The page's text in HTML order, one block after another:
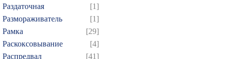
Раздаточная
[1]
Размораживатель
[1]
Рамка
[29]
Раскоксовывание
[4]
Распредвал
[41]